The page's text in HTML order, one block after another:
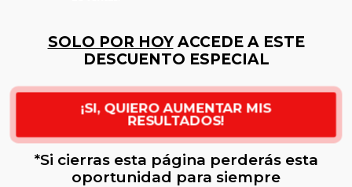
SOLO POR HOYACCEDE A ESTE
DESCUENTO ESPECIAL
¡SI, QUIERO AUMENTAR MIS
RESULTADOS!
*Si cierras esta página perderás esta
oportunidad para siempre